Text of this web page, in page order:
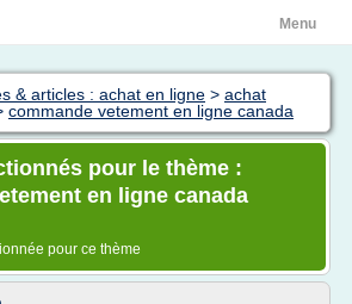
Menu
& articles : achat en ligne > achat
commande vetement en ligne canada
pour le thème :
en ligne canada
pour ce thème